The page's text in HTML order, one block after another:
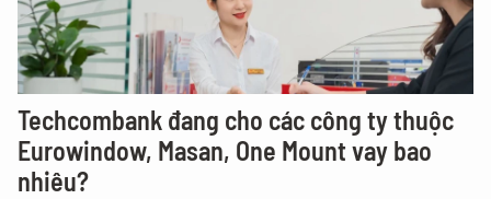
Techcombank đang cho các công ty thuộc
Eurowindow, Masan, One Mount vay bao
nhiêu?